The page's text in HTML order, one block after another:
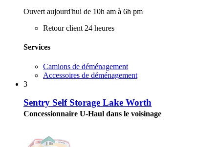
Ouvert aujourd'hui de 10h am à 6h pm
Retour client 24 heures
Services
Camions de déménagement
Accessoires de déménagement
3
Sentry Self Storage Lake Worth
Concessionnaire U-Haul dans le voisinage